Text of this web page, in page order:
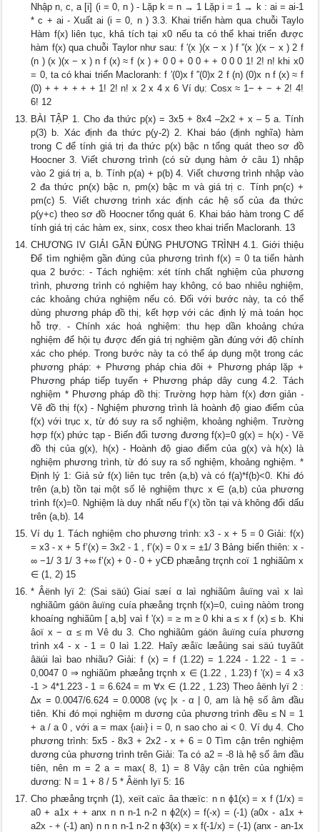
Nhập n, c, a [i] (i = 0, n ) - Lặp k = n → 1 Lặp i = 1 → k : ai = ai-1
* c + ai - Xuất ai (i = 0, n ) 3.3. Khai triển hàm qua chuỗi Taylo
Hàm f(x) liên tục, khả tích tại x0 nếu ta có thể khai triển được
hàm f(x) qua chuỗi Taylor như sau: f ′(x )(x − x ) f ′′(x )(x − x ) 2 f
(n ) (x )(x − x ) n f (x) ≈ f (x ) + 0 0 + 0 0 + + 0 0 0 1! 2! n! khi x0
= 0, ta có khai triển Macloranh: f ′(0)x f ′′(0)x 2 f (n) (0)x n f (x) ≈ f
(0) + + + + + + 1! 2! n! x 2 x 4 x 6 Ví dụ: Cosx ≈ 1− + − + 2! 4!
6! 12
BÀI TẬP 1. Cho đa thức p(x) = 3x5 + 8x4 –2x2 + x – 5 a. Tính
p(3) b. Xác định đa thức p(y-2) 2. Khai báo (định nghĩa) hàm
trong C để tính giá trị đa thức p(x) bậc n tổng quát theo sơ đồ
Hoocner 3. Viết chương trình (có sử dụng hàm ở câu 1) nhập
vào 2 giá trị a, b. Tính p(a) + p(b) 4. Viết chương trình nhập vào
2 đa thức pn(x) bậc n, pm(x) bậc m và giá trị c. Tính pn(c) +
pm(c) 5. Viết chương trình xác định các hệ số của đa thức
p(y+c) theo sơ đồ Hoocner tổng quát 6. Khai báo hàm trong C để
tính giá trị các hàm ex, sinx, cosx theo khai triển Macloranh. 13
CHƯƠNG IV GIẢI GẦN ĐÚNG PHƯƠNG TRÌNH 4.1. Giới thiệu
Để tìm nghiệm gần đúng của phương trình f(x) = 0 ta tiến hành
qua 2 bước: - Tách nghiệm: xét tính chất nghiệm của phương
trình, phương trình có nghiệm hay không, có bao nhiêu nghiệm,
các khoảng chứa nghiệm nếu có. Đối với bước này, ta có thể
dùng phương pháp đồ thị, kết hợp với các định lý mà toán học
hỗ trợ. - Chính xác hoá nghiệm: thu hẹp dần khoảng chứa
nghiệm để hội tụ được đến giá trị nghiệm gần đúng với độ chính
xác cho phép. Trong bước này ta có thể áp dụng một trong các
phương pháp: + Phương pháp chia đôi + Phương pháp lặp +
Phương pháp tiếp tuyến + Phương pháp dây cung 4.2. Tách
nghiệm * Phương pháp đồ thị: Trường hợp hàm f(x) đơn giản -
Vẽ đồ thị f(x) - Nghiệm phương trình là hoành độ giao điểm của
f(x) với trục x, từ đó suy ra số nghiệm, khoảng nghiệm. Trường
hợp f(x) phức tạp - Biến đổi tương đương f(x)=0 g(x) = h(x) - Vẽ
đồ thị của g(x), h(x) - Hoành độ giao điểm của g(x) và h(x) là
nghiệm phương trình, từ đó suy ra số nghiệm, khoảng nghiệm. *
Định lý 1: Giả sử f(x) liên tục trên (a,b) và có f(a)*f(b)<0. Khi đó
trên (a,b) tồn tại một số lẻ nghiệm thực x ∈ (a,b) của phương
trình f(x)=0. Nghiệm là duy nhất nếu f’(x) tồn tại và không đổi dấu
trên (a,b). 14
Ví dụ 1. Tách nghiệm cho phương trình: x3 - x + 5 = 0 Giải: f(x)
= x3 - x + 5 f’(x) = 3x2 - 1 , f’(x) = 0 x = ±1/ 3 Bảng biến thiên: x -
∞ −1/ 3 1/ 3 +∞ f’(x) + 0 - 0 + yCĐ phæång trçnh coï 1 nghiãûm x
∈ (1, 2) 15
* Âënh lyï 2: (Sai säú) Giaí sæí α laì nghiãûm âuïng vaì x laì
nghiãûm gáön âuïng cuía phæång trçnh f(x)=0, cuìng nàòm trong
khoaíng nghiãûm [ a,b] vaì f '(x) = ≥ m ≥ 0 khi a ≤ x f (x) ≤ b. Khi
âoï x − α ≤ m Vê du 3. Cho nghiãûm gáön âuïng cuía phương
trình x4 - x - 1 = 0 laì 1.22. Haîy æåïc læåüng sai säú tuyãût
âäúi laì bao nhiãu? Giải: f (x) = f (1.22) = 1.224 - 1.22 - 1 = -
0,0047 0 ⇒ nghiãûm phæång trçnh x ∈ (1.22 , 1.23) f '(x) = 4 x3
-1 > 4*1.223 - 1 = 6.624 = m ∀x ∈ (1.22 , 1.23) Theo âënh lyï 2 :
∆x = 0.0047/6.624 = 0.0008 (vç |x - α | 0, am là hệ số âm đầu
tiên. Khi đó mọi nghiệm m dương của phương trình đều ≤ N = 1
+ a / a 0 , với a = max {⏐ai⏐} i = 0, n sao cho ai < 0. Ví dụ 4. Cho
phương trình: 5x5 - 8x3 + 2x2 - x + 6 = 0 Tìm cận trên nghiệm
dương của phương trình trên Giải: Ta có a2 = -8 là hệ số âm đầu
tiên, nên m = 2 a = max( 8, 1) = 8 Vậy cận trên của nghiệm
dương: N = 1 + 8 / 5 * Âënh lyï 5: 16
Cho phæång trçnh (1), xeït caïc âa thæïc: n n ϕ1(x) = x f (1/x) =
a0 + a1x + + anx n n n-1 n-2 n ϕ2(x) = f(-x) = (-1) (a0x - a1x +
a2x - + (-1) an) n n n n-1 n-2 n ϕ3(x) = x f(-1/x) = (-1) (anx - an-1x